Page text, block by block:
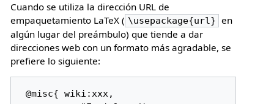
Cuando se utiliza la dirección URL de
empaquetamiento LaTeX ( \usepackage{url} en
algún lugar del preámbulo) que tiende a dar
direcciones web con un formato más agradable, se
prefiere lo siguiente:
@misc{ wiki:xxx,